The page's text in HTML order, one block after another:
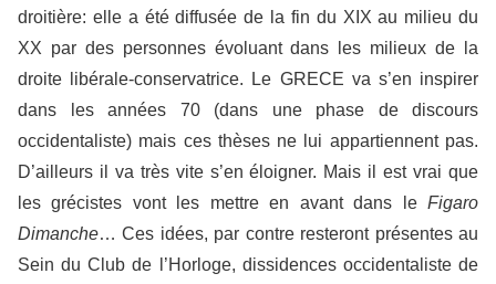
droitière: elle a été diffusée de la fin du XIX au milieu du
XX par des personnes évoluant dans les milieux de la
droite libérale-conservatrice. Le GRECE va s’en inspirer
dans les années 70 (dans une phase de discours
occidentaliste) mais ces thèses ne lui appartiennent pas.
D’ailleurs il va très vite s’en éloigner. Mais il est vrai que
les grécistes vont les mettre en avant dans le Figaro
Dimanche… Ces idées, par contre resteront présentes au
Sein du Club de l’Horloge, dissidences occidentaliste de